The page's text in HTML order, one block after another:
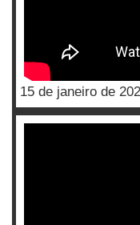
15 de janeiro de